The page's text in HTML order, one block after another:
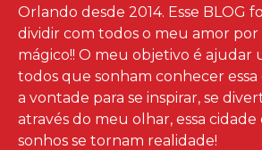
Orlando desde 2014. Esse BLOG
dividir com todos o meu amor por
mágico!! O meu objetivo é ajudar
todos que sonham conhecer essa
a vontade para se inspirar, se
através do meu olhar, essa
sonhos se tornam realidade!